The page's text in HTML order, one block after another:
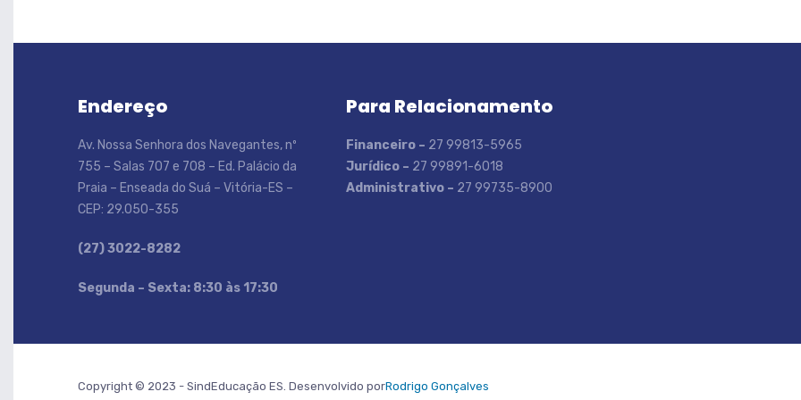
Endereço
Av. Nossa Senhora dos Navegantes, nº
755 – Salas 707 e 708 – Ed. Palácio da
Praia – Enseada do Suá – Vitória-ES –
CEP: 29.050-355
(27) 3022-8282
Segunda – Sexta: 8:30 às 17:30
Para Relacionamento
Financeiro – 27 99813-5965
Jurídico – 27 99891-6018
Administrativo – 27 99735-8900
Copyright © 2023 - SindEducação ES. Desenvolvido porRodrigo Gonçalves